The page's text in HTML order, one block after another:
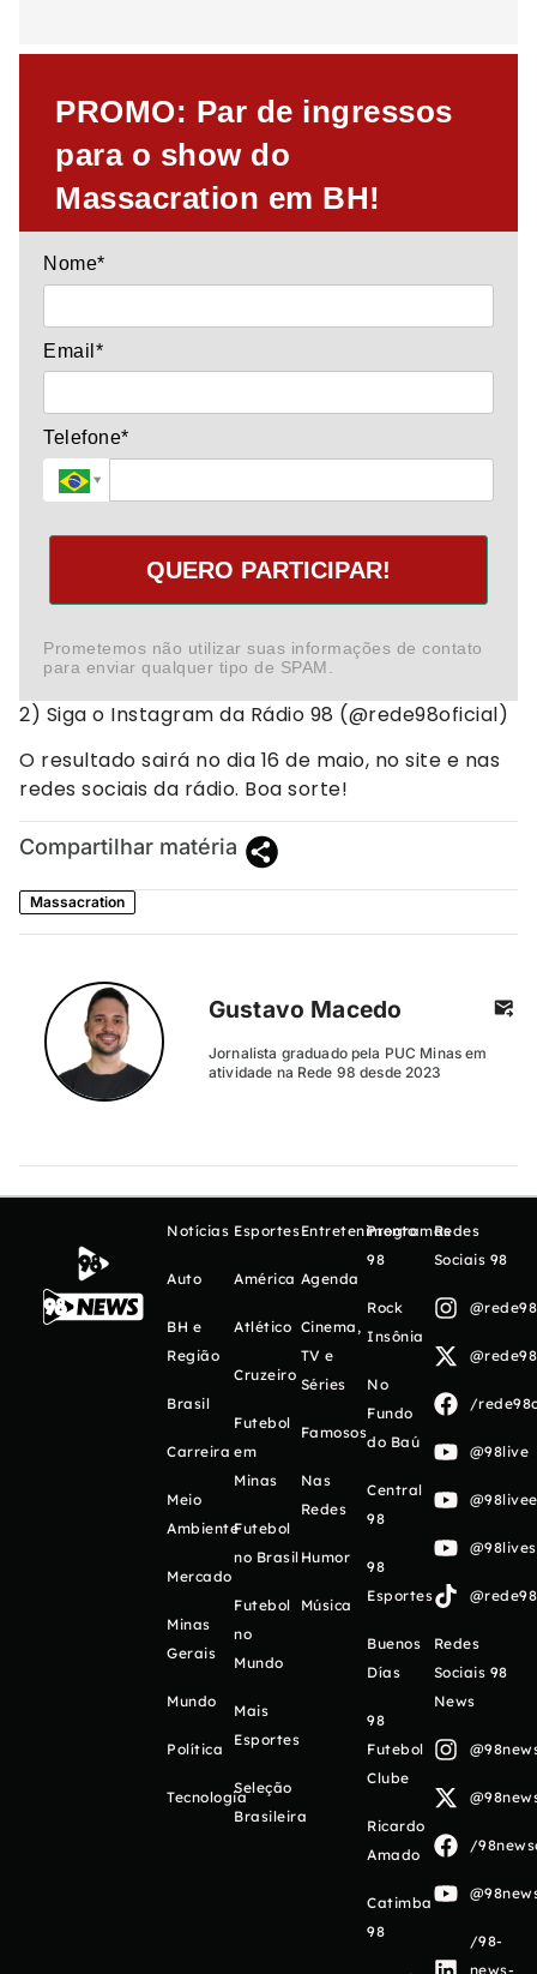
PROMO: Par de ingressos
para o show do
Massacration em BH!
Nome*
Email*
Telefone*
QUERO PARTICIPAR!
Prometemos não utilizar suas informações de contato
para enviar qualquer tipo de SPAM.
2) Siga o Instagram da Rádio 98 (@rede98oficial)
O resultado sairá no dia 16 de maio, no site e nas
redes sociais da rádio. Boa sorte!
Compartilhar matéria
Massacration
Gustavo Macedo
Jornalista graduado pela PUC Minas em
atividade na Rede 98 desde 2023
Notícias
Auto
BH e
Região
Brasil
Carreira
Meio
Ambiente
Mercado
Minas
Gerais
Mundo
Política
Tecnologia
Esportes
América
Atlético
Cruzeiro
Futebol
em
Minas
Futebol
no Brasil
Futebol
no
Mundo
Mais
Esportes
Seleção
Brasileira
Entretenimento
Agenda
Cinema,
TV e
Séries
Famosos
Nas
Redes
Humor
Música
Programas
98
Rock
Insônia
No
Fundo
do Baú
Central
98
98
Esportes
Buenos
Días
98
Futebol
Clube
Ricardo
Amado
Catimba
98
Redes
Sociais 98
/
@98live
Redes
Sociais 98
News
/
/98-
news-